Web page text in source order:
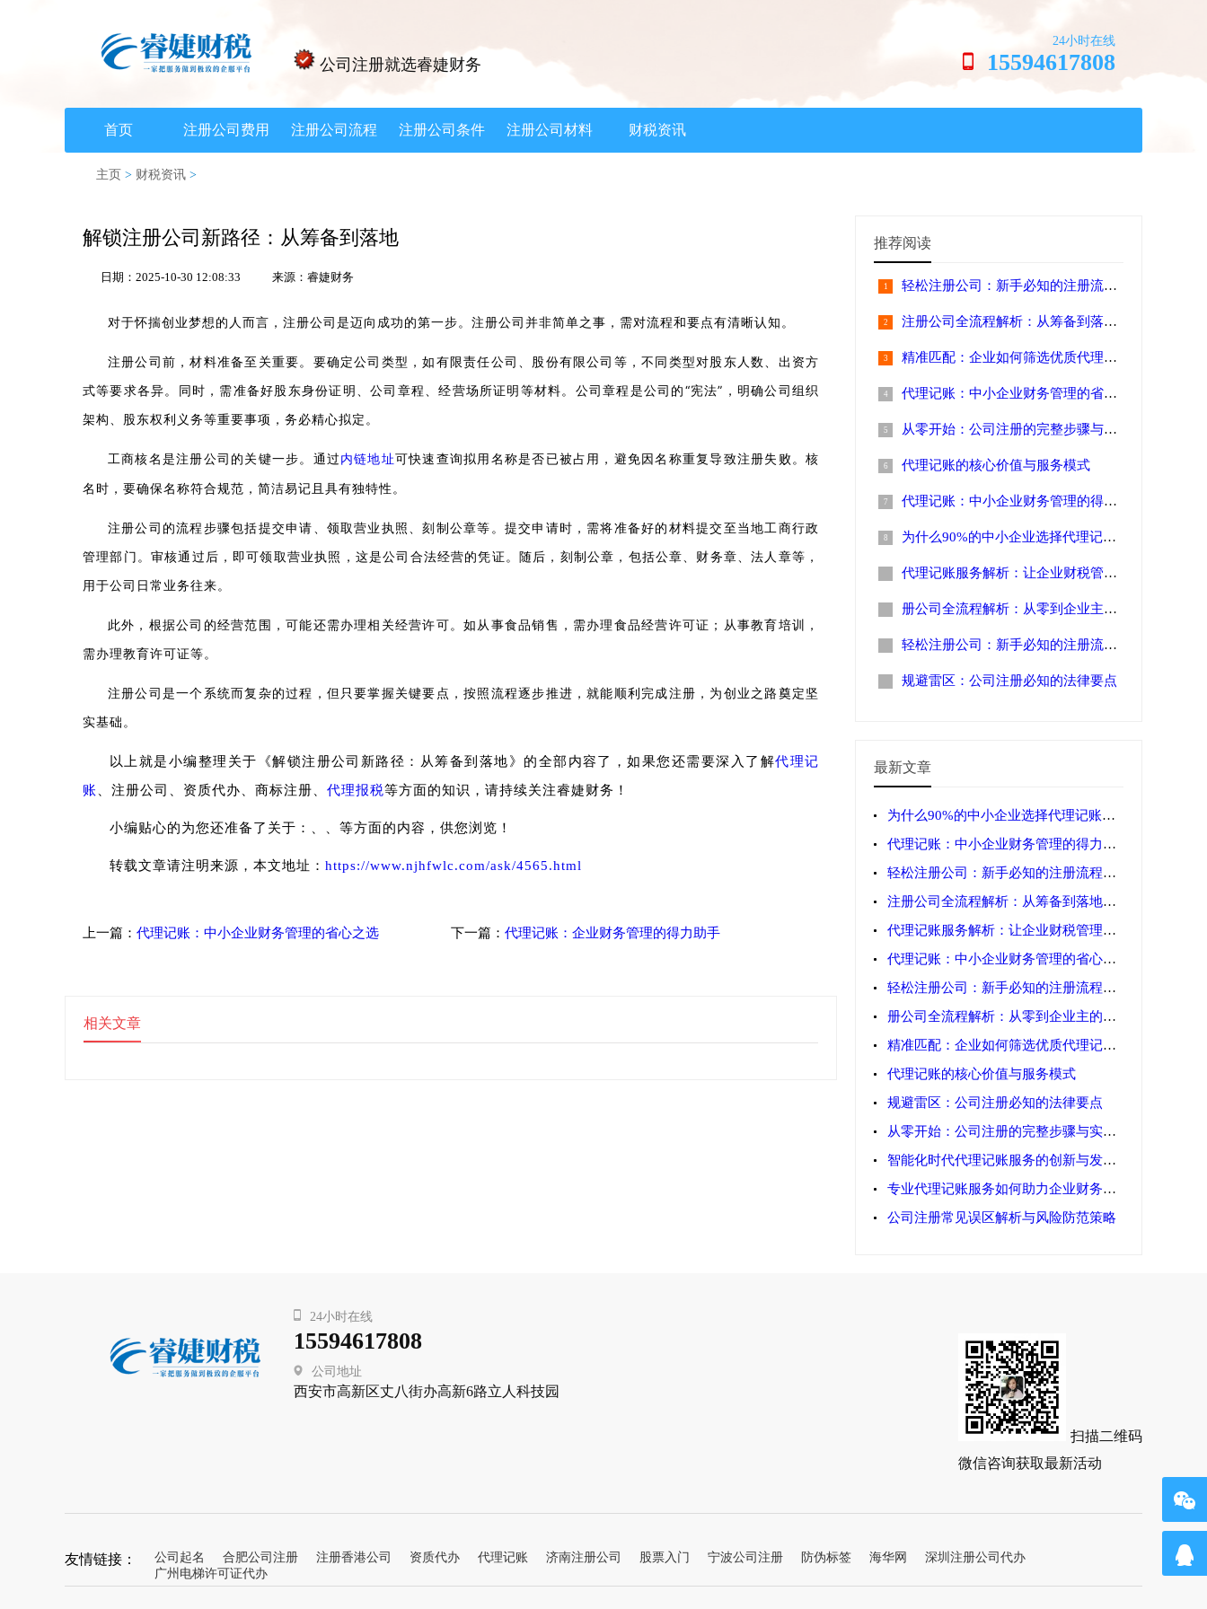
公司注册就选睿婕财务
24小时在线
15594617808
首页 注册公司费用 注册公司流程 注册公司条件 注册公司材料 财税资讯
主页 > 财税资讯 >
解锁注册公司新路径：从筹备到落地
日期：2025-10-30 12:08:33 来源：睿婕财务
对于怀揣创业梦想的人而言，注册公司是迈向成功的第一步。注册公司并非简单之事，需对流程和要点有清晰认知。
注册公司前，材料准备至关重要。要确定公司类型，如有限责任公司、股份有限公司等，不同类型对股东人数、出资方
式等要求各异。同时，需准备好股东身份证明、公司章程、经营场所证明等材料。公司章程是公司的“宪法”，明确公司组织
架构、股东权利义务等重要事项，务必精心拟定。
工商核名是注册公司的关键一步。通过 内链地址可快速查询拟用名称是否已被占用，避免因名称重复导致注册失败。核
名时，要确保名称符合规范，简洁易记且具有独特性。
注册公司的流程步骤包括提交申请、领取营业执照、刻制公章等。提交申请时，需将准备好的材料提交至当地工商行政
管理部门。审核通过后，即可领取营业执照，这是公司合法经营的凭证。随后，刻制公章，包括公章、财务章、法人章等，
用于公司日常业务往来。
此外，根据公司的经营范围，可能还需办理相关经营许可。如从事食品销售，需办理食品经营许可证；从事教育培训，
需办理教育许可证等。
注册公司是一个系统而复杂的过程，但只要掌握关键要点，按照流程逐步推进，就能顺利完成注册，为创业之路奠定坚
实基础。
以上就是小编整理关于《解锁注册公司新路径：从筹备到落地》的全部内容了，如果您还需要深入了解代理记
账
、注册公司、资质代办、商标注册、 代理报税等方面的知识，请持续关注睿婕财务！
小编贴心的为您还准备了关于：、、等方面的内容，供您浏览！
转载文章请注明来源，本文地址： https://www.njhfwlc.com/ask/4565.html
上一篇： 代理记账：中小企业财务管理的省心之选 下一篇： 代理记账：企业财务管理的得力助手
相关文章
推荐阅读
轻松注册公司：新手必知的注册流程与费
注册公司全流程解析：从筹备到落地的完
精准匹配：企业如何筛选优质代理记账机
代理记账：中小企业财务管理的省心之选
从零开始：公司注册的完整步骤与实务指
代理记账的核心价值与服务模式
代理记账：中小企业财务管理的得力助手
为什么90%的中小企业选择代理记账？这
代理记账服务解析：让企业财税管理更高
册公司全流程解析：从零到企业主的关键
轻松注册公司：新手必知的注册流程与费
规避雷区：公司注册必知的法律要点
最新文章
为什么90%的中小企业选择代理记账？这
代理记账：中小企业财务管理的得力助手
轻松注册公司：新手必知的注册流程与费
注册公司全流程解析：从筹备到落地的完
代理记账服务解析：让企业财税管理更高
代理记账：中小企业财务管理的省心之选
轻松注册公司：新手必知的注册流程与费
册公司全流程解析：从零到企业主的关键
精准匹配：企业如何筛选优质代理记账机
代理记账的核心价值与服务模式
规避雷区：公司注册必知的法律要点
从零开始：公司注册的完整步骤与实务指
智能化时代代理记账服务的创新与发展趋
专业代理记账服务如何助力企业财务规范
公司注册常见误区解析与风险防范策略
24小时在线
15594617808
公司地址
西安市高新区丈八街办高新6路立人科技园
扫描二维码
微信咨询获取最新活动
友情链接： 公司起名 合肥公司注册 注册香港公司 资质代办 代理记账 济南注册公司 股票入门 宁波公司注册 防伪标签 海华网
深圳注册公司代办
广州电梯许可证代办